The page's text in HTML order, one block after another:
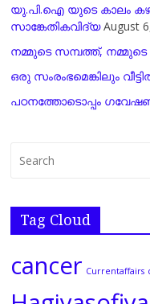
യു.പി.ഐ യുടെ കാലം
സാങ്കേതികവിദ്യ August
നമ്മുടെ സമ്പത്ത്, നമ്മുടെ
ഒരു സംരംഭമെങ്കിലും
പഠനത്തോടൊപ്പം
Tag Cloud
cancer Currentaffairs